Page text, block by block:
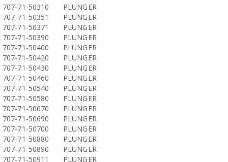
707-71-50310
PLUNGER
707-71-50351
PLUNGER
707-71-50371
PLUNGER
707-71-50390
PLUNGER
707-71-50400
PLUNGER
707-71-50420
PLUNGER
707-71-50430
PLUNGER
707-71-50460
PLUNGER
707-71-50540
PLUNGER
707-71-50580
PLUNGER
707-71-50670
PLUNGER
707-71-50690
PLUNGER
707-71-50700
PLUNGER
707-71-50880
PLUNGER
707-71-50890
PLUNGER
707-71-50911
PLUNGER